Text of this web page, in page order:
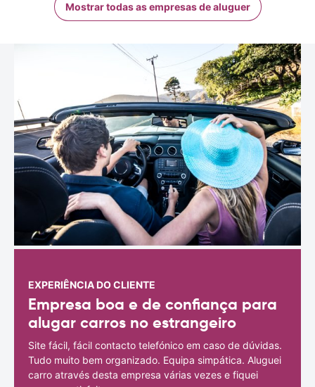
Mostrar todas as empresas de aluguer
EXPERIÊNCIA DO CLIENTE
Empresa boa e de confiança para
alugar carros no estrangeiro
Site fácil, fácil contacto telefónico em caso de dúvidas.
Tudo muito bem organizado. Equipa simpática. Aluguei
carro através desta empresa várias vezes e fiquei